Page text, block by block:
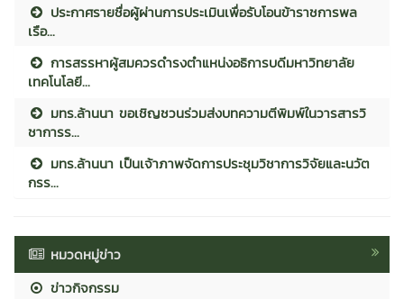
ประกาศรายชื่อผู้ผ่านการประเมินเพื่อรับโอนข้าราชการพล
เรือ...
การสรรหาผู้สมควรดำรงตำแหน่งอธิการบดีมหาวิทยาลัย
เทคโนโลยี...
มทร.ล้านนา ขอเชิญชวนร่วมส่งบทความตีพิมพ์ในวารสารวิ
ชาการร...
มทร.ล้านนา เป็นเจ้าภาพจัดการประชุมวิชาการวิจัยและนวัต
กรร...
หมวดหมู่ข่าว
ข่าวกิจกรรม